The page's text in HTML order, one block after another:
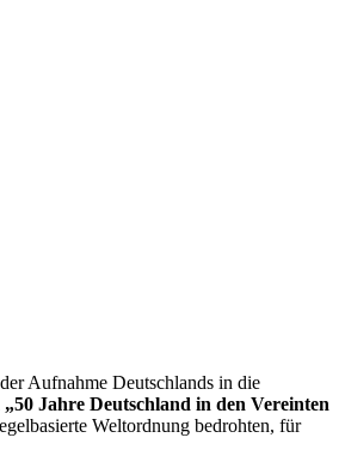
Aufnahme Deutschlands in die
„50 Jahre Deutschland in den Vereinten
Weltordnung bedrohten, für